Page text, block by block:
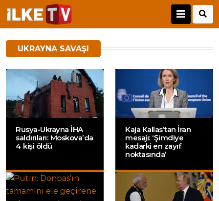
UKRAYNA SAVAŞI
Rusya-Ukrayna İHA
saldırıları: Moskova’da
4 kişi öldü
Kaja Kallas’tan İran
mesajı: ‘Şimdiye
kadarki en zayıf
noktasında’